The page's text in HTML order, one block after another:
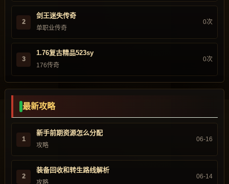
2
剑王迷失传奇
单职业传奇
0次
3
1.76复古精品523sy
176传奇
0次
最新攻略
1
新手前期资源怎么分配
攻略
06-16
2
装备回收和转生路线解析
攻略
06-14